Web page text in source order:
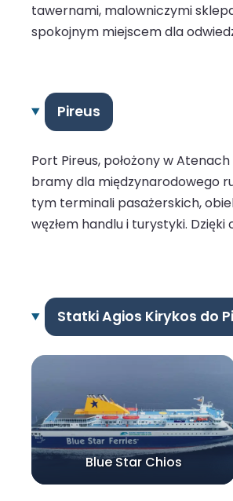
tawernami, malowniczymi
spokojnym miejscem dla
Pireus
Port Pireus, położony w
bramy dla międzynarodowego
tym terminali pasażerskich,
węzłem handlu i turystyki.
Statki Agios Kirykos do
Blue Star Chios